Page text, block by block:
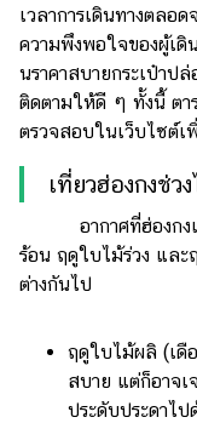
เวลาการเดินทางตลอ
ความพึงพอใจของผู้เดิ
นราคาสบายกระเป๋าป
ติดตามให้ดี ๆ ทั้งนี้ ตา
ตรวจสอบในเว็บไซต์เ
เที่ยวฮ่องกงช่ว
อากาศที่ฮ่องกงแบ่
ร้อน ฤดูใบไม้ร่วง แล
ต่างกันไป
ฤดูใบไม้ผลิ (เดื
สบาย แต่ก็อาจเ
ประดับประดาไ